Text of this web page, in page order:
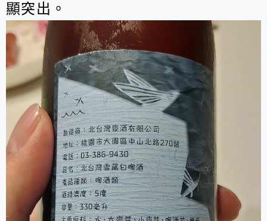
顯突出。